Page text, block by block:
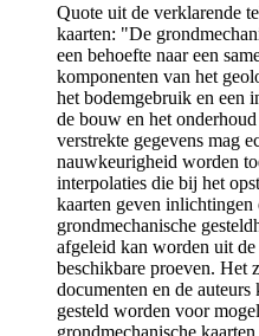
Quote uit de verklarende
kaarten: "De
een behoefte naar een
komponenten van het
het bodemgebruik en een
de bouw en het
verstrekte gegevens mag
nauwkeurigheid worden
interpolaties die bij het
kaarten geven inlichtingen
grondmechanische
afgeleid kan worden uit
beschikbare proeven. Het
documenten en de
gesteld worden voor
grondmechanische